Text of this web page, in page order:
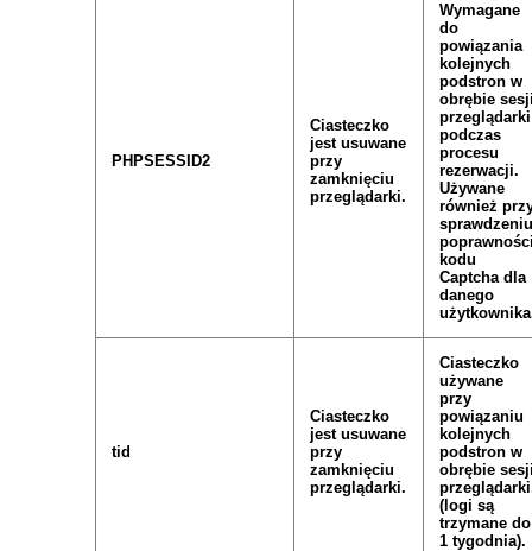
PHPSESSID2
Ciasteczko
jest usuwane
przy
zamknięciu
przeglądarki.
Wymagane
do
powiązania
kolejnych
podstron w
obrębie
przeglądarki
podczas
procesu
rezerwacji.
Używane
również
kodu
Captcha dla
danego
tid
Ciasteczko
jest usuwane
przy
zamknięciu
przeglądarki.
Ciasteczko
używane
przy
powiązaniu
kolejnych
podstron w
obrębie
(logi są
trzymane do
1 tygodnia).